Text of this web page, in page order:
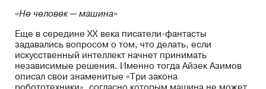
«Не человек ─ машина»
Еще в середине XX века писатели-фантасты
задавались вопросом о том, что делать, если
искусственный интеллект начнет принимать
независимые решения. Именно тогда Айзек Азимов
описал свои знаменитые «Три закона